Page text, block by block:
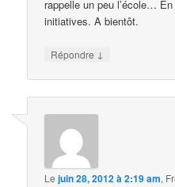
rappelle un peu l’école…
initiatives. A bientôt.
Répondre ↓
Lejuin 28, 2012 à 2:19 am,